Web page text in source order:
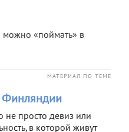
«поймать» в
МАТЕРИАЛ ПО ТЕМЕ
Финляндии
не просто девиз или
в которой живут